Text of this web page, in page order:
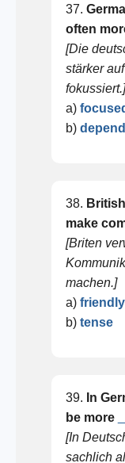
37.
often
[Die
stärker
fokussiert.]
a)
b)
38.
make
[Briten
machen.]
a) friendly
b) tense
39. In
be more
[In
sachlich